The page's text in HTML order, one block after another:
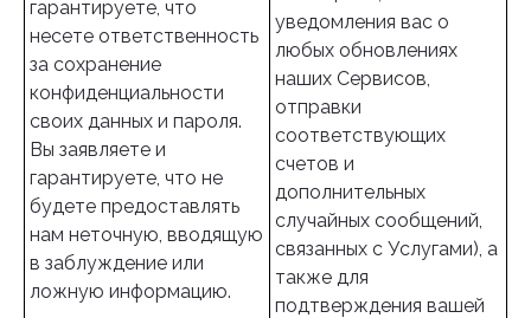
гарантируете, что
несете ответственность
за сохранение
конфиденциальности
своих данных и пароля.
Вы заявляете и
гарантируете, что не
будете предоставлять
нам неточную, вводящую
в заблуждение или
ложную информацию.
уведомления вас о
любых обновлениях
наших Сервисов,
отправки
соответствующих
счетов и
дополнительных
случайных сообщений,
связанных с Услугами), а
также для
подтверждения вашей